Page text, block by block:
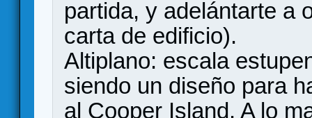
partida, y adelántarte a
carta de edificio).
Altiplano: escala
siendo un diseño para
al Cooper Island. A lo